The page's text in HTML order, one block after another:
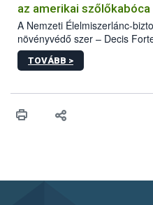
az amerikai szőlőkabóca
A Nemzeti Élelmiszerlánc-
növényvédő szer – Decis
engedélyokiratát módosította,
egészen a vesszőérettség
érésű szőlőkben is legyen
felhasználók számára is
TOVÁBB >